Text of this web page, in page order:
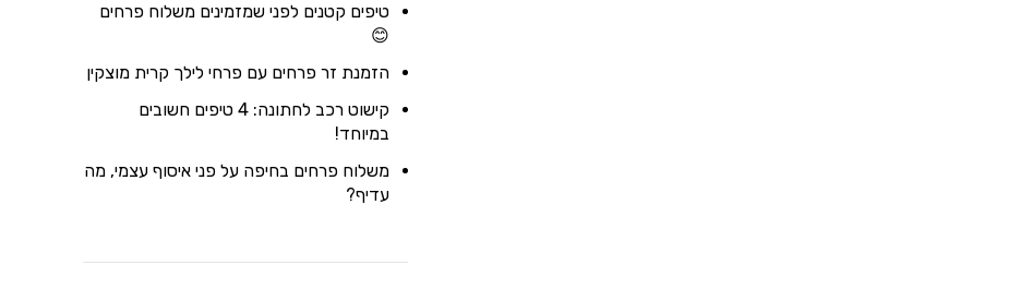
טיפים קטנים לפני שמזמינים משלוח פרחים
😊
הזמנת זר פרחים עם פרחי לילך קרית מוצקין
קישוט רכב לחתונה: 4 טיפים חשובים
במיוחד!
משלוח פרחים בחיפה על פני איסוף עצמי, מה
עדיף?